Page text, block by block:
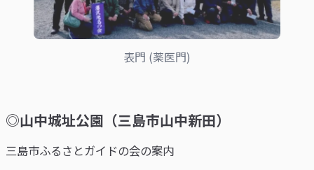
表門 (薬医門)
◎山中城址公園（三島市山中新田）
三島市ふるさとガイドの会の案内